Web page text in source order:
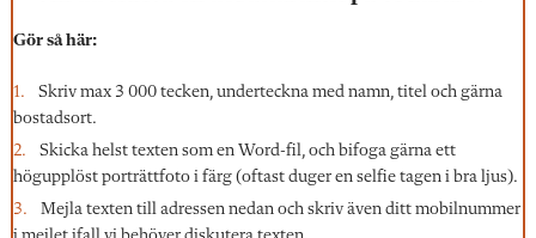
Gör så här:
Skriv max 3 000 tecken, underteckna med namn, titel och gärna
bostadsort.
Skicka helst texten som en Word-fil, och bifoga gärna ett
högupplöst porträttfoto i färg (oftast duger en selfie tagen i bra ljus).
Mejla texten till adressen nedan och skriv även ditt mobilnummer